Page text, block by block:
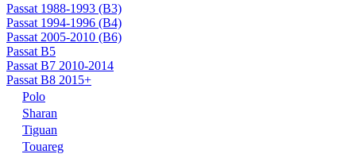
Passat 1988-1993 (B3)
Passat 1994-1996 (B4)
Passat 2005-2010 (B6)
Passat B5
Passat B7 2010-2014
Passat B8 2015+
Polo
Sharan
Tiguan
Touareg